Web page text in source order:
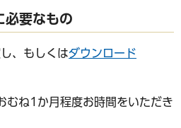
必要なもの
、もしくはダウンロード
むね1か月程度お時間をいただき